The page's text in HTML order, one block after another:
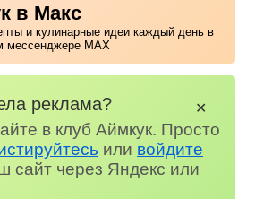
в Макс
и кулинарные идеи каждый день в
мессенджере MAX
реклама?
в клуб Аймкук. Просто
или войдите
сайт через Яндекс или
✕